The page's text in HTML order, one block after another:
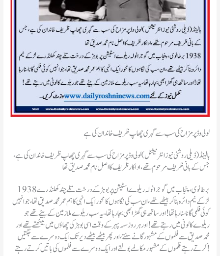
لولی وڈ پر مزاح کی سب سے گہری چھاپ ظریف خاندان کی ہے
ہالینڈ(ڈیلی روشنی نیوز انٹرنیشنل )لولی وڈ پر مزاح کی سب سے گہری چھاپ ظریف خاندان کی ہے،
جس کے بانی ظریف مرحوم تھے ، اداکار ظریف کا اصل نام محمد صدیق تھا
1938 برطانوی ، پنجاب میں گوجرانولہ ریلوے اسٹیشن پر بوہڑ کے درخت تلے چند کھلنڈرے
لڑکے نیم دائرہ بنا کر بیٹھے تھے ،ان سب کی نگاہوں کا محور ایک انہی کا ہم عمر محمد صدیق تھا ، جو انہیں
کوئی فلمی گانا سنا رہا تھا! اور ساتھ ہی گھڑا بھی بجا رہا تھا، یہ سب ریلوے ملازمین کے بیٹے تھے جو
ریلوے کالونی میں رہتے تھے! اور ہر روز سہہ پہر کے وقت اسی بوہڑ کی چھاؤں میں بیٹھتے تھے اور
محمد صدیق سے فلموں کے مشہور گانے سنتے ،اور پھر بیٹھے بیٹھے دیر تک ایک دوسرے سے جگتیں
کرتے رہتے فلموں کے مشہور مکالمے بولتے اور ایک دوسرے سے فلموں کی باتیں کرتے رہتے!